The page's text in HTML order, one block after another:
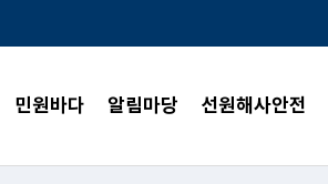
민원바다 알림마당 선원해사안전